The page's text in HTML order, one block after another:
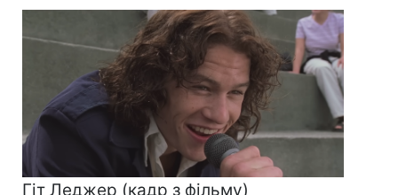
Гіт Леджер (кадр з фільму)